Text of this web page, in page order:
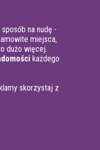
na nudę -
miejsca,
dużo więcej.
każdego
skorzystaj z